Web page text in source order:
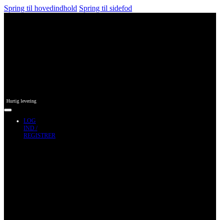
Spring til hovedindhold Spring til sidefod
Hurtig levering
LOG
IND /
REGISTRER